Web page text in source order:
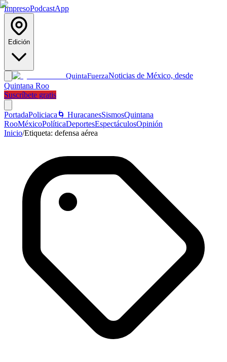
ImpresoPodcastApp
Edición
QuintaFuerzaNoticias de México, desde
Quintana Roo
Suscríbete gratis
PortadaPoliciaca 🌀 HuracanesSismosQuintana
RooMéxicoPolíticaDeportesEspectáculosOpinión
Inicio/Etiqueta: defensa aérea